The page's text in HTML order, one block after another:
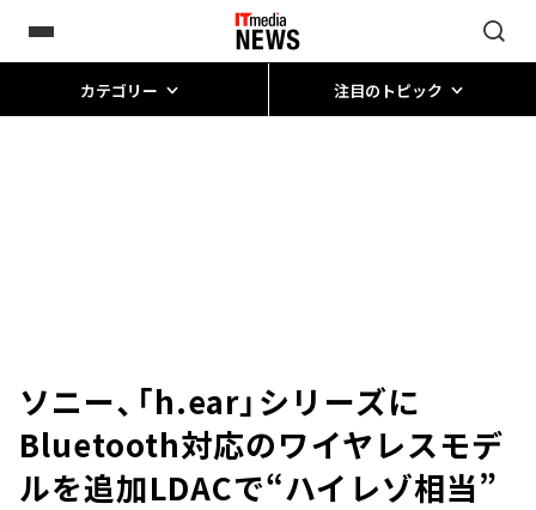
カテゴリー 注目のトピック
ソニー、「h.ear」シリーズに
Bluetooth対応のワイヤレスモデ
ルを追加――LDACで“ハイレゾ相当”